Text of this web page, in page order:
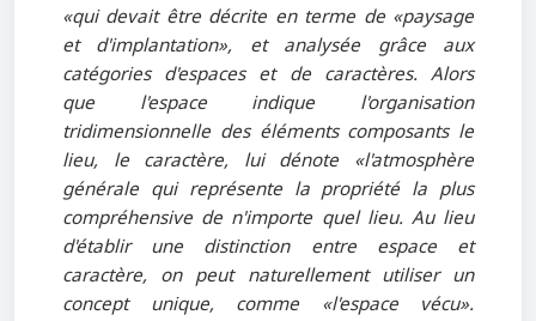
«qui devait être décrite en terme de «paysage
et d'implantation», et analysée grâce aux
catégories d'espaces et de caractères. Alors
que l'espace indique l'organisation
tridimensionnelle des éléments composants le
lieu, le caractère, lui dénote «l'atmosphère
générale qui représente la propriété la plus
compréhensive de n'importe quel lieu. Au lieu
d'établir une distinction entre espace et
caractère, on peut naturellement utiliser un
concept unique, comme «l'espace vécu».